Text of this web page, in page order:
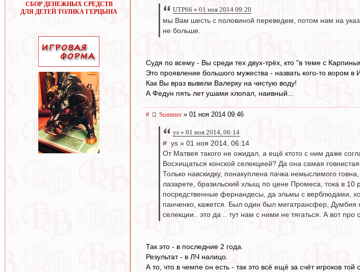
СБОР ДЕНЕЖНЫХ СРЕДСТВ
ДЛЯ ДЕТЕЙ ТОЛИКА ГЕРЦЫНА
UTP66 » 01 ноя 2014 09:20
мы Вам шесть с половиной переведем, потом нам на
не больше.
Судя по всему - Вы среди тех двух-трёх, кто "в теме с
Это проявление большого мужества - назвать кого-то вором в
Как Вы враз вывели Валерку на чистую воду!
А Федун пять лет ушами хлопал, наивный...
# Summer» 01 ноя 2014 09:46
ys » 01 ноя 2014, 06:14
# ys » 01 ноя 2014, 06:14
От Матвея такого не ожидал, а ещё ктото с ним даже
Восхищаться конской селекцией? Да она самая
Только навскидку, понакуплена пачка немыслимого
лазарете, бразильский хлыщ по цене Промеса, тока в 10
посредственные фернандесы, да эльмы с верблюдами,
панченко, кажется. Был один был мегатрансфер, Думбия
селекции.. это да .. тут нам с ними не тягаться. А вот про
Так это - в последние 2 года.
Результат - в ЛЧ налицо.
А то, что в чемпе он есть - так это всё ещё за счёт игроков той